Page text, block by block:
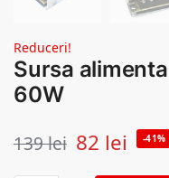
Reduceri!
Sursa
60W
139lei 82 lei -41%